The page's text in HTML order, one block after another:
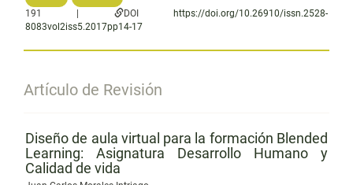
191 |
DOI
https://doi.org/10.26910/issn.2528-
8083vol2iss5.2017pp14-17
Artículo de Revisión
Diseño de aula virtual para la formación Blended
Learning: Asignatura Desarrollo Humano y
Calidad de vida